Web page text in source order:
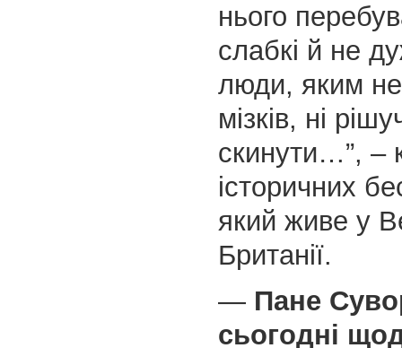
нього
слабкі й не
люди, яким не
мізків, ні
скинути…”, –
історичних
який живе у
Британії.
— Пане
сьогодні